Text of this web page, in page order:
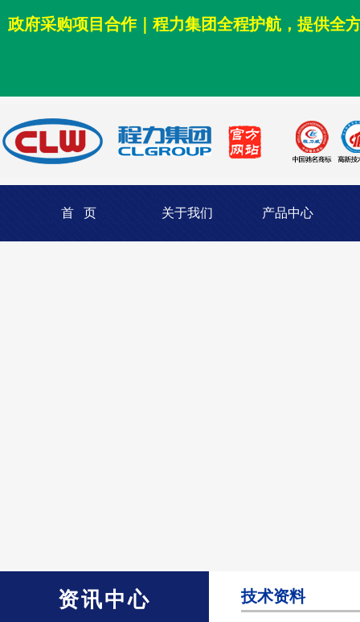
政府采购项目合作｜程力集团全程护航，提供全
首 页 关于我们 产品中心
资讯中心 技术资料